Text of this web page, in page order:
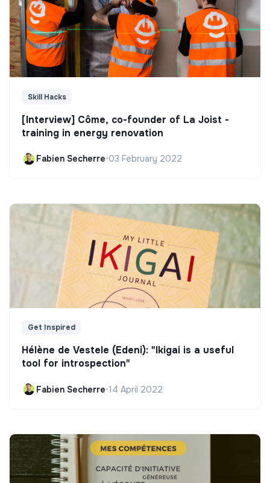
Skill Hacks
[Interview] Côme, co-founder of La Joist -
training in energy renovation
Fabien Secherre•03 February 2022
Get Inspired
Hélène de Vestele (Edeni): "Ikigai is a useful
tool for introspection"
Fabien Secherre•14 April 2022